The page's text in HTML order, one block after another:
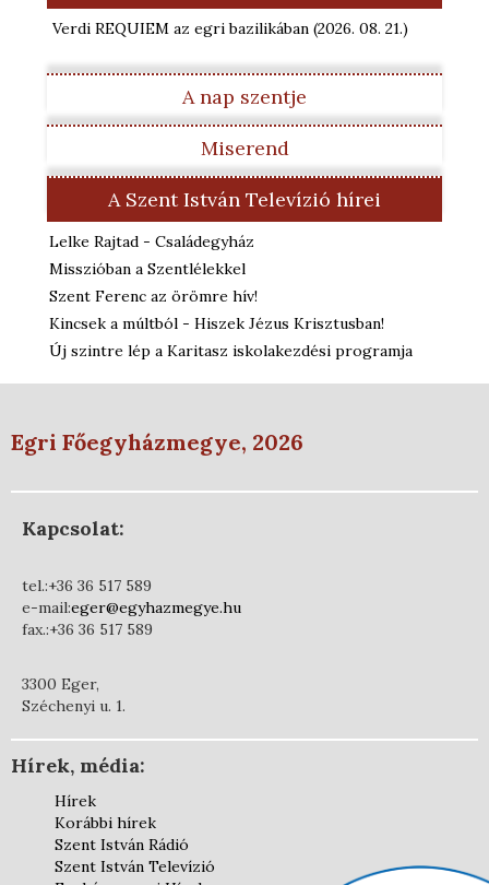
Verdi REQUIEM az egri bazilikában (2026. 08. 21.)
A nap szentje
Miserend
A Szent István Televízió hírei
Lelke Rajtad - Családegyház
Misszióban a Szentlélekkel
Szent Ferenc az örömre hív!
Kincsek a múltból - Hiszek Jézus Krisztusban!
Új szintre lép a Karitasz iskolakezdési programja
Egri Főegyházmegye, 2026
Kapcsolat:
tel.:+36 36 517 589
e-mail:eger@egyhazmegye.hu
fax.:+36 36 517 589
3300 Eger,
Széchenyi u. 1.
Hírek, média:
Hírek
Korábbi hírek
Szent István Rádió
Szent István Televízió